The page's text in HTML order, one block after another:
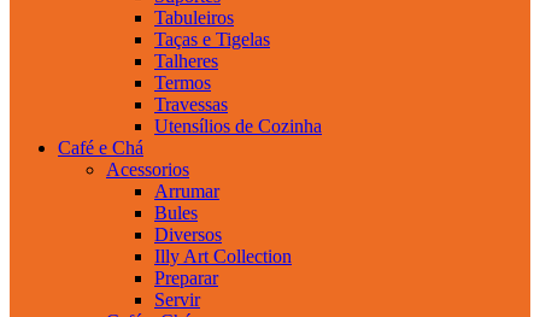
Tabuleiros
Taças e Tigelas
Talheres
Termos
Travessas
Utensílios de Cozinha
Café e Chá
Acessorios
Arrumar
Bules
Diversos
Illy Art Collection
Preparar
Servir